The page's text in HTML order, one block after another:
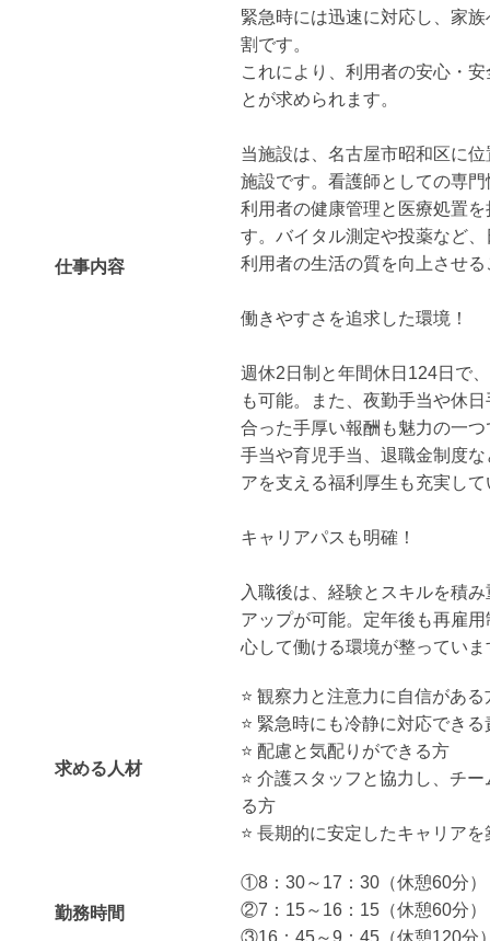
仕事内容
緊急時には迅速に対応し、家
割です。
これにより、利用者の安心・
とが求められます。
当施設は、名古屋市昭和区に
施設です。看護師としての専
利用者の健康管理と医療処置
す。バイタル測定や投薬など
利用者の生活の質を向上させ
働きやすさを追求した環境！
週休2日制と年間休日124日で
も可能。また、夜勤手当や休
合った手厚い報酬も魅力の一
手当や育児手当、退職金制度
アを支える福利厚生も充実し
キャリアパスも明確！
入職後は、経験とスキルを積
アップが可能。定年後も再雇
心して働ける環境が整っていま
求める人材
⭐️ 観察力と注意力に自信がある
⭐️ 緊急時にも冷静に対応でき
⭐️ 配慮と気配りができる方
⭐️ 介護スタッフと協力し、チ
る方
⭐️ 長期的に安定したキャリア
勤務時間
①8：30～17：30（休憩60分）
②7：15～16：15（休憩60分）
③16：45～9：45（休憩120分